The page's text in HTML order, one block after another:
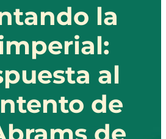
la
al
de